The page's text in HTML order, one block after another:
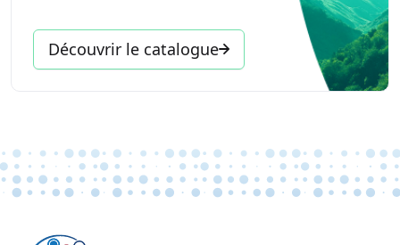
Découvrir le catalogue